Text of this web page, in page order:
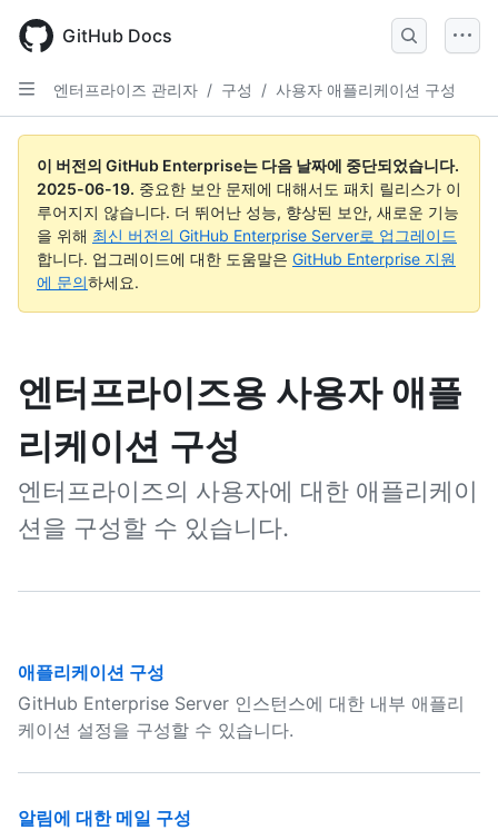
main
content
GitHub Docs
엔터프라이즈 관리자 / 구성 / 사용자 애플리케이션 구성
이 버전의 GitHub Enterprise는 다음 날짜에 중단되었습니다.
2025-06-19. 중요한 보안 문제에 대해서도 패치 릴리스가 이
루어지지 않습니다. 더 뛰어난 성능, 향상된 보안, 새로운 기능
을 위해 최신 버전의 GitHub Enterprise Server로 업그레이드
합니다. 업그레이드에 대한 도움말은 GitHub Enterprise 지원
에 문의하세요.
엔터프라이즈용 사용자 애플
리케이션 구성
엔터프라이즈의 사용자에 대한 애플리케이
션을 구성할 수 있습니다.
애플리케이션 구성
GitHub Enterprise Server 인스턴스에 대한 내부 애플리
케이션 설정을 구성할 수 있습니다.
알림에 대한 메일 구성